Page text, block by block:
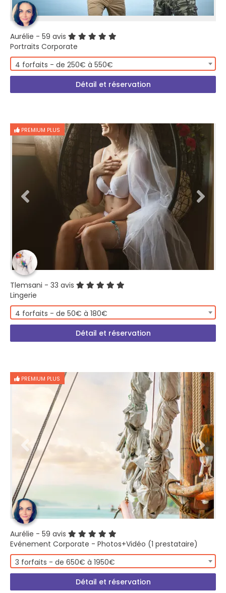
Aurélie - 59 avis
Portraits Corporate
4 forfaits - de 250€ à 550€
Détail et réservation
PREMIUM PLUS
Tlemsani - 33 avis
Lingerie
4 forfaits - de 50€ à 180€
Détail et réservation
PREMIUM PLUS
Aurélie - 59 avis
Evénement Corporate - Photos+Vidéo (1 prestataire)
3 forfaits - de 650€ à 1950€
Détail et réservation